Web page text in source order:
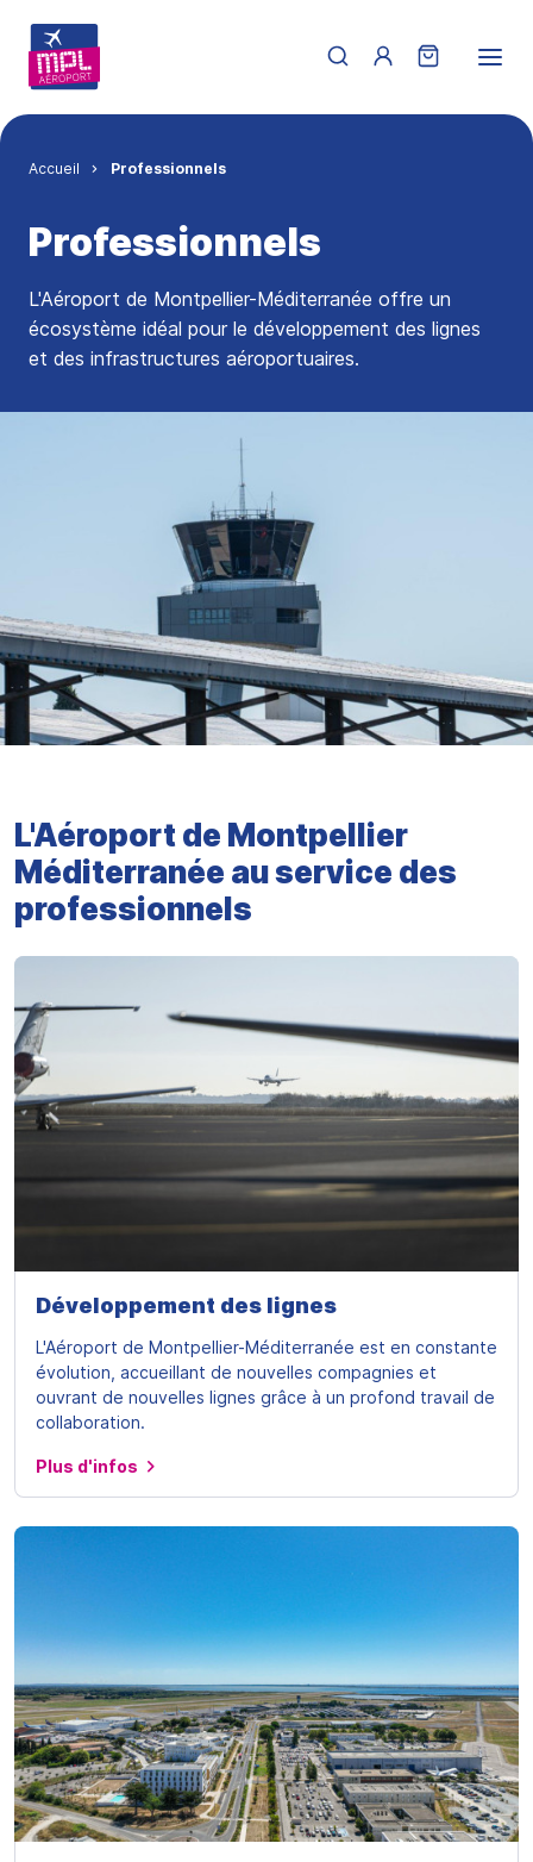
Fil d'Ariane
Accueil Professionnels
Professionnels
L'Aéroport de Montpellier-Méditerranée offre un
écosystème idéal pour le développement des lignes
et des infrastructures aéroportuaires.
L'Aéroport de Montpellier
Méditerranée au service des
professionnels
Développement des lignes
L'Aéroport de Montpellier-Méditerranée est en constante
évolution, accueillant de nouvelles compagnies et
ouvrant de nouvelles lignes grâce à un profond travail de
collaboration.
Plus d'infos